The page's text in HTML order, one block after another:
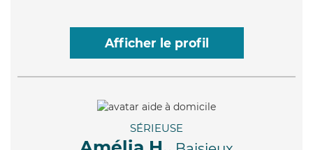
Afficher le profil
SÉRIEUSE